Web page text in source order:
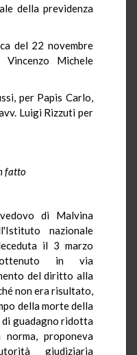
della previdenza
del 22 novembre
Michele
per Papis Carlo,
Luigi Rizzuti per
fatto
di Malvina
nazionale
il 3 marzo
in via
del diritto alla
non era risultato,
della morte della
di guadagno ridotta
proponeva
giudiziaria